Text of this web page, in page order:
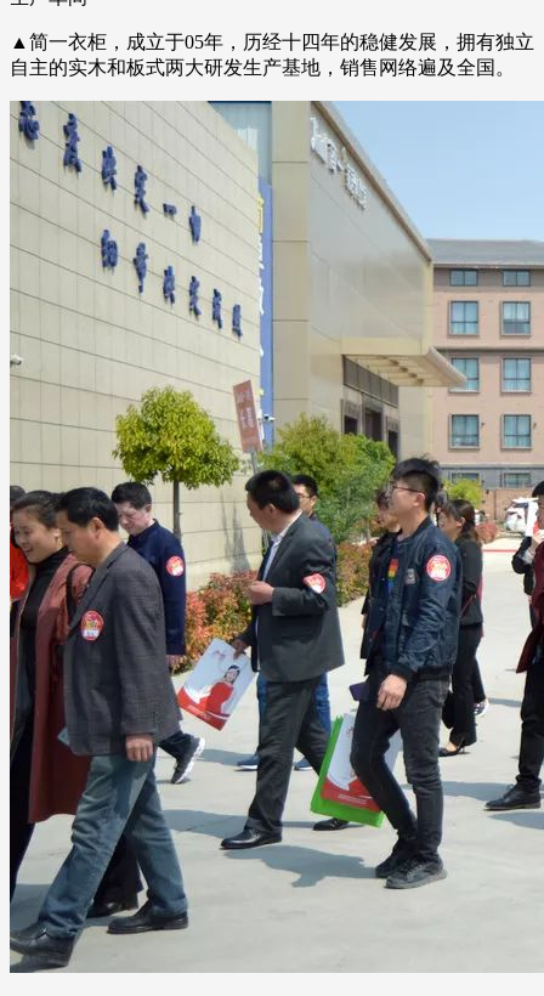
▲简一衣柜，成立于05年，历经十四年的稳健发展，拥有独立
自主的实木和板式两大研发生产基地，销售网络遍及全国。